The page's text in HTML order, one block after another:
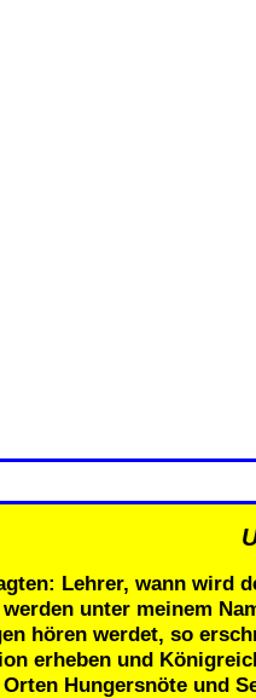
Lehrer, wann wird
unter meinem
hören werdet, so
erheben und
Orten Hungersnöte und